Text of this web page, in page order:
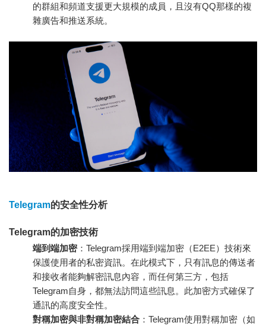
的群組和頻道支援更大規模的成員，且沒有QQ那樣的複
雜廣告和推送系統。
Telegram的安全性分析
Telegram的加密技術
端到端加密：Telegram採用端到端加密（E2EE）技術來
保護使用者的私密資訊。在此模式下，只有訊息的傳送者
和接收者能夠解密訊息內容，而任何第三方，包括
Telegram自身，都無法訪問這些訊息。此加密方式確保了
通訊的高度安全性。
對稱加密與非對稱加密結合 ：Telegram使用對稱加密（如